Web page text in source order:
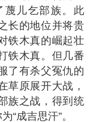
蔑儿乞部族。此
长的地位并将贵
铁木真的崛起壮
铁木真。但几番
了有杀父冤仇的
草原展开大战，
族之战，得到统
“成吉思汗”。